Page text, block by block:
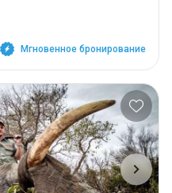
Мгновенное бронирование